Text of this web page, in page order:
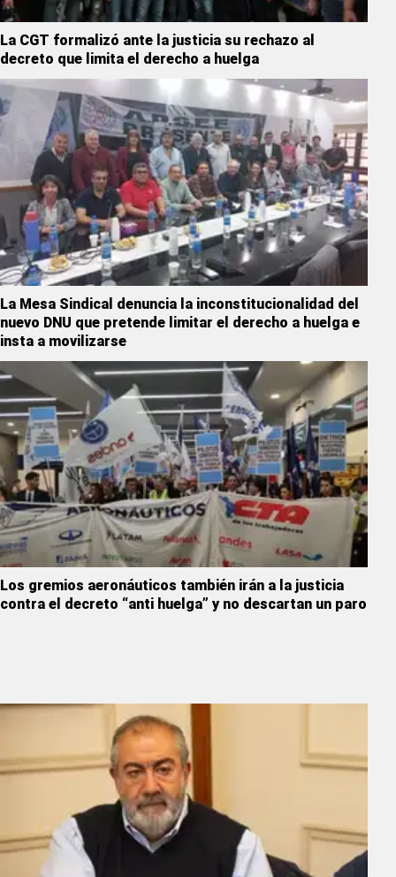
La CGT formalizó ante la justicia su rechazo al
decreto que limita el derecho a huelga
La Mesa Sindical denuncia la inconstitucionalidad del
nuevo DNU que pretende limitar el derecho a huelga e
insta a movilizarse
Los gremios aeronáuticos también irán a la justicia
contra el decreto “anti huelga” y no descartan un paro